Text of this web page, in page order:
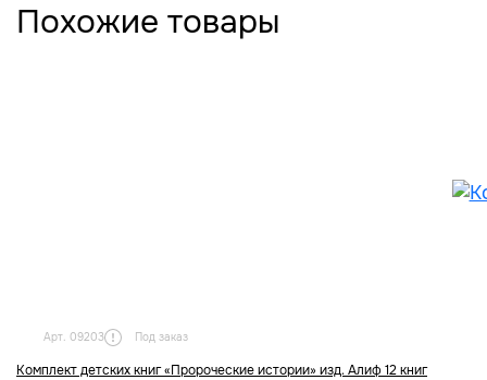
Похожие товары
Арт. 09203 Под заказ
Комплект детских книг «Пророческие истории» изд. Алиф 12 книг